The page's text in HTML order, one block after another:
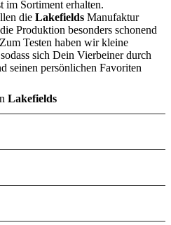
im Sortiment erhalten.
die Lakefields Manufaktur
Produktion besonders schonend
Testen haben wir kleine
sich Dein Vierbeiner durch
seinen persönlichen Favoriten
Lakefields
33-50g